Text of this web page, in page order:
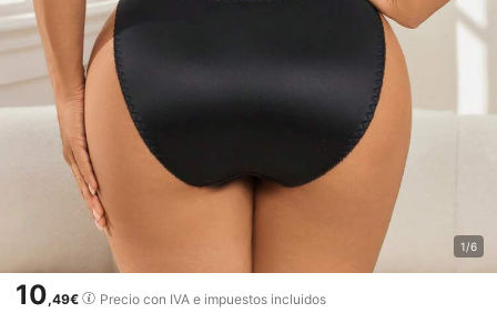
1/6
10,49€ Precio con IVA e impuestos incluidos